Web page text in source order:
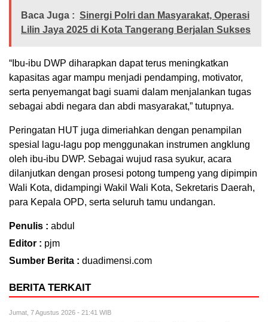
Baca Juga : Sinergi Polri dan Masyarakat, Operasi
Lilin Jaya 2025 di Kota Tangerang Berjalan Sukses
“Ibu-ibu DWP diharapkan dapat terus meningkatkan
kapasitas agar mampu menjadi pendamping, motivator,
serta penyemangat bagi suami dalam menjalankan tugas
sebagai abdi negara dan abdi masyarakat,” tutupnya.
Peringatan HUT juga dimeriahkan dengan penampilan
spesial lagu-lagu pop menggunakan instrumen angklung
oleh ibu-ibu DWP. Sebagai wujud rasa syukur, acara
dilanjutkan dengan prosesi potong tumpeng yang dipimpin
Wali Kota, didampingi Wakil Wali Kota, Sekretaris Daerah,
para Kepala OPD, serta seluruh tamu undangan.
Penulis : abdul
Editor : pjm
Sumber Berita : duadimensi.com
BERITA TERKAIT
Jumat, 7 Agustus 2026 - 21:41 WIB